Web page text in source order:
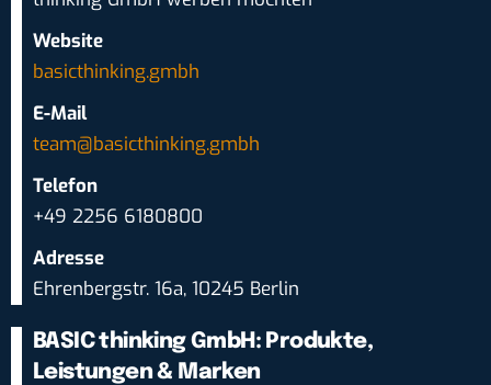
Website
basicthinking.gmbh
E-Mail
team@basicthinking.gmbh
Telefon
+49 2256 6180800
Adresse
Ehrenbergstr. 16a, 10245 Berlin
BASIC thinking GmbH: Produkte,
Leistungen & Marken